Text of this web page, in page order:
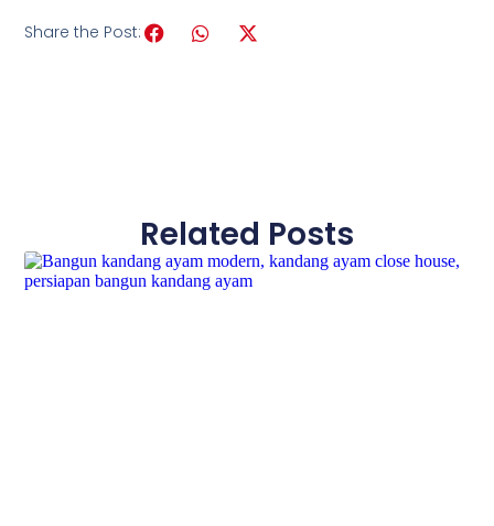
Share the Post:
Related Posts